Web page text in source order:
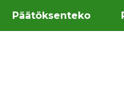
Päätöksenteko